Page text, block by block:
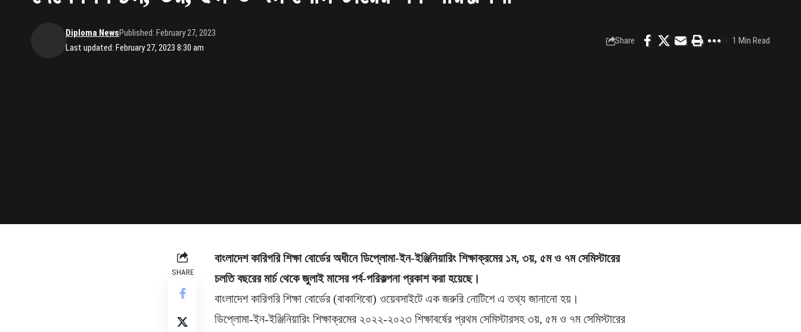
Last updated: February 27, 2023 8:30 am
Diploma NewsPublished: February 27, 2023
Share 1 Min Read
SHARE
বাংলাদেশ কারিগরি শিক্ষা বোর্ডের অধীনে ডিপ্লোমা-ইন-ইঞ্জিনিয়ারিং শিক্ষাক্রমের ১ম, ৩য়, ৫ম ও ৭ম সেমিস্টারের
চলতি বছরের মার্চ থেকে জুলাই মাসের পর্ব-পরিকল্পনা প্রকাশ করা হয়েছে।
বাংলাদেশ কারিগরি শিক্ষা বোর্ডের (বাকাশিবো) ওয়েবসাইটে এক জরুরি নোটিশে এ তথ্য জানানো হয়।
ডিপ্লোমা-ইন-ইঞ্জিনিয়ারিং শিক্ষাক্রমের ২০২২-২০২৩ শিক্ষাবর্ষের প্রথম সেমিস্টারসহ ৩য়, ৫ম ও ৭ম সেমিস্টারের